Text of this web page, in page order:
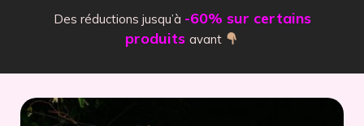
Des réductions jusqu’à -60% sur certains
produits avant